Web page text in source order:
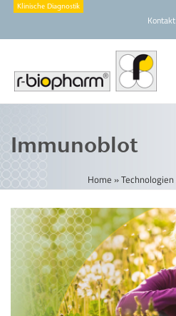
Kontakt
Immunoblot
Home »Technologien